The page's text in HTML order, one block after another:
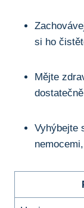
si ho
Mějte
Vyhýbejte​